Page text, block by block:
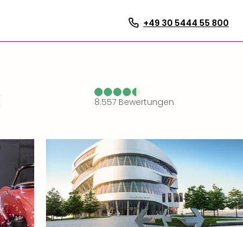
+49 30 5444 55 800
8.557 Bewertungen